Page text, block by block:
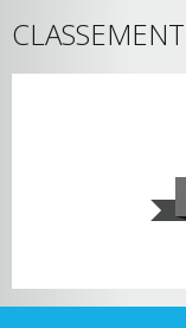
CLASSEMENT